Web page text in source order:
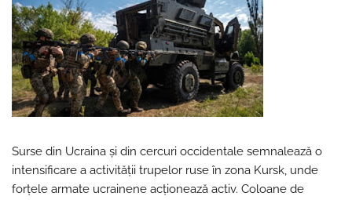
Surse din Ucraina și din cercuri occidentale semnalează o
intensificare a activității trupelor ruse în zona Kursk, unde
forțele armate ucrainene acționează activ. Coloane de